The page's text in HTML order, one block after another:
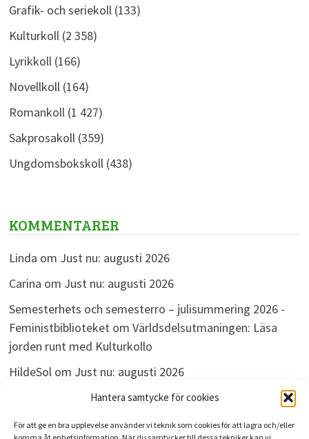
Hantera samtycke för cookies
För att ge en bra upplevelse använder vi teknik som cookies för att lagra och/eller
Grafik- och seriekoll(133)
Kulturkoll(2 358)
Lyrikkoll(166)
Novellkoll(164)
Romankoll(1 427)
Sakprosakoll(359)
Ungdomsbokskoll(438)
KOMMENTARER
Linda om Just nu: augusti 2026
Carina om Just nu: augusti 2026
Semesterhets och semesterro – julisummering 2026 -
Feministbiblioteketom Världsdelsutmaningen: Läsa
jorden runt med Kulturkollo
HildeSolom Just nu: augusti 2026
omJust nu: augusti 2026